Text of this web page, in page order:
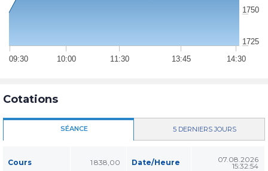
09:30 10:00 11:30 13:45 14:30
1725
1750
Cotations
SÉANCE 5 DERNIERS JOURS
Cours 1 838,00 Date/Heure 07.08.2026
15:32:54